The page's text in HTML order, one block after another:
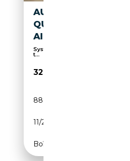
AUDI S6 4.0 TFSI
AIRMATIC
Système de navigation, Anti-
t...
32 950€
88 563 km
11/2015
Boîte automatique